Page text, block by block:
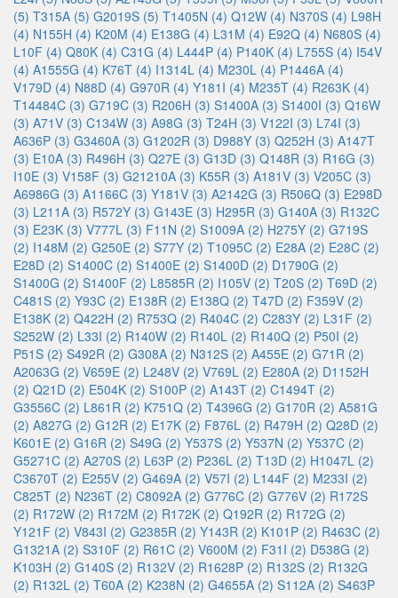
(5) T315A (5) G2019S (5) T1405N (4) Q12W (4) N370S (4) L98H
(4) N155H (4) K20M (4) E138G (4) L31M (4) E92Q (4) N680S (4)
L10F (4) Q80K (4) C31G (4) L444P (4) P140K (4) L755S (4) I54V
(4) A1555G (4) K76T (4) I1314L (4) M230L (4) P1446A (4)
V179D (4) N88D (4) G970R (4) Y181I (4) M235T (4) R263K (4)
T14484C (3) G719C (3) R206H (3) S1400A (3) S1400I (3) Q16W
(3) A71V (3) C134W (3) A98G (3) T24H (3) V122I (3) L74I (3)
A636P (3) G3460A (3) G1202R (3) D988Y (3) Q252H (3) A147T
(3) E10A (3) R496H (3) Q27E (3) G13D (3) Q148R (3) R16G (3)
I10E (3) V158F (3) G21210A (3) K55R (3) A181V (3) V205C (3)
A6986G (3) A1166C (3) Y181V (3) A2142G (3) R506Q (3) E298D
(3) L211A (3) R572Y (3) G143E (3) H295R (3) G140A (3) R132C
(3) E23K (3) V777L (3) F11N (2) S1009A (2) H275Y (2) G719S
(2) I148M (2) G250E (2) S77Y (2) T1095C (2) E28A (2) E28C (2)
E28D (2) S1400C (2) S1400E (2) S1400D (2) D1790G (2)
S1400G (2) S1400F (2) L8585R (2) I105V (2) T20S (2) T69D (2)
C481S (2) Y93C (2) E138R (2) E138Q (2) T47D (2) F359V (2)
E138K (2) Q422H (2) R753Q (2) R404C (2) C283Y (2) L31F (2)
S252W (2) L33I (2) R140W (2) R140L (2) R140Q (2) P50I (2)
P51S (2) S492R (2) G308A (2) N312S (2) A455E (2) G71R (2)
A2063G (2) V659E (2) L248V (2) V769L (2) E280A (2) D1152H
(2) Q21D (2) E504K (2) S100P (2) A143T (2) C1494T (2)
G3556C (2) L861R (2) K751Q (2) T4396G (2) G170R (2) A581G
(2) A827G (2) G12R (2) E17K (2) F876L (2) R479H (2) Q28D (2)
K601E (2) G16R (2) S49G (2) Y537S (2) Y537N (2) Y537C (2)
G5271C (2) A270S (2) L63P (2) P236L (2) T13D (2) H1047L (2)
C3670T (2) E255V (2) G469A (2) V57I (2) L144F (2) M233I (2)
C825T (2) N236T (2) C8092A (2) G776C (2) G776V (2) R172S
(2) R172W (2) R172M (2) R172K (2) Q192R (2) R172G (2)
Y121F (2) V843I (2) G2385R (2) Y143R (2) K101P (2) R463C (2)
G1321A (2) S310F (2) R61C (2) V600M (2) F31I (2) D538G (2)
K103H (2) G140S (2) R132V (2) R1628P (2) R132S (2) R132G
(2) R132L (2) T60A (2) K238N (2) G4655A (2) S112A (2) S463P